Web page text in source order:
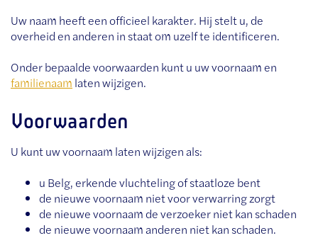
Uw naam heeft een officieel karakter. Hij stelt u, de
overheid en anderen in staat om uzelf te identificeren.
Onder bepaalde voorwaarden kunt u uw voornaam en
familienaam laten wijzigen.
Voorwaarden
U kunt uw voornaam laten wijzigen als:
u Belg, erkende vluchteling of staatloze bent
de nieuwe voornaam niet voor verwarring zorgt
de nieuwe voornaam de verzoeker niet kan schaden
de nieuwe voornaam anderen niet kan schaden.